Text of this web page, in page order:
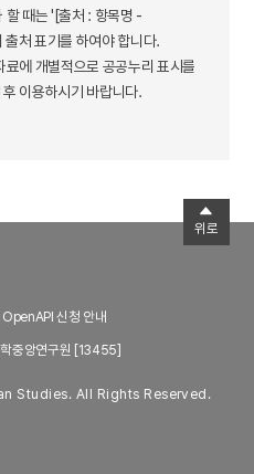
할 때는 '[출처 : 항목명 -
처 표기를 하여야 합니다.
에 개별적으로 공공누리 표시를
이용하시기 바랍니다.
OpenAPI 신청 안내
중앙연구원 [13455]
Studies. All Rights Reserved.
위로